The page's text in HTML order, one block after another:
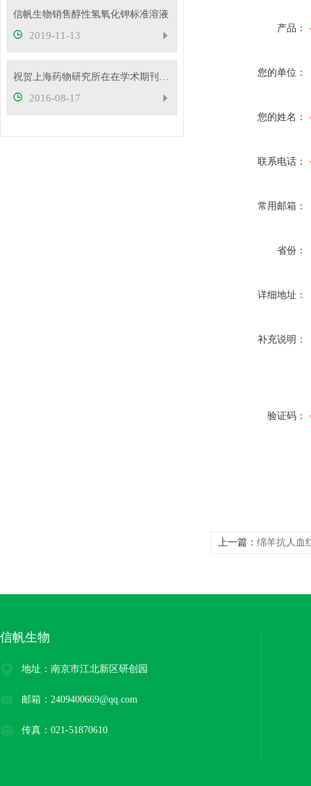
信帆生物销售醇性氢氧化钾标准溶液
2019-11-13
祝贺上海药物研究所在在学术期刊elife在线发表研究论文
2016-08-17
产品：
您的单位：
您的姓名：
联系电话：
常用邮箱：
省份：
详细地址：
补充说明：
验证码：
上一篇： 绵羊抗人血
信帆生物
地址：南京市江北新区研创园
邮箱：2409400669@qq.com
传真：021-51870610